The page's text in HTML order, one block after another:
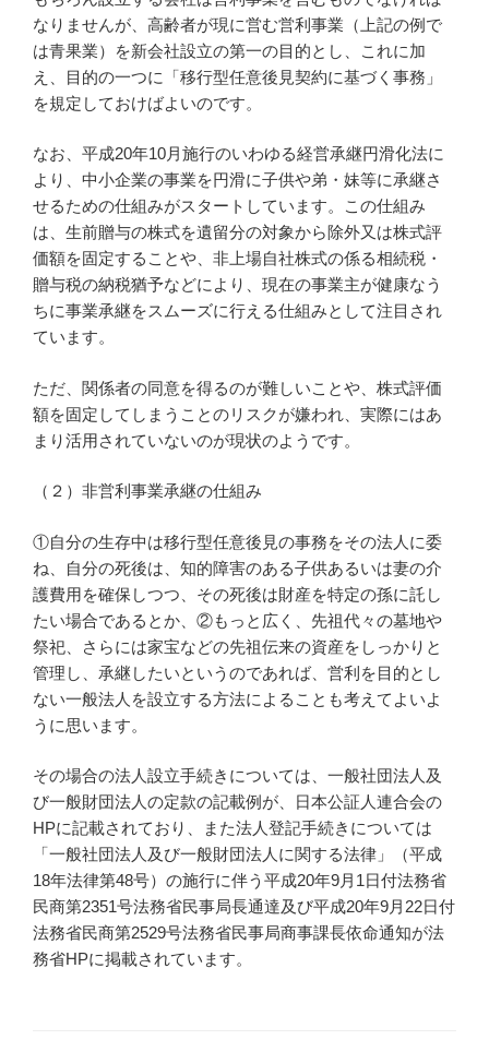
なりませんが、高齢者が現に営む営利事業（上記の例で
は青果業）を新会社設立の第一の目的とし、これに加
え、目的の一つに「移行型任意後見契約に基づく事務」
を規定しておけばよいのです。
なお、平成20年10月施行のいわゆる経営承継円滑化法に
より、中小企業の事業を円滑に子供や弟・妹等に承継さ
せるための仕組みがスタートしています。この仕組み
は、生前贈与の株式を遺留分の対象から除外又は株式評
価額を固定することや、非上場自社株式の係る相続税・
贈与税の納税猶予などにより、現在の事業主が健康なう
ちに事業承継をスムーズに行える仕組みとして注目され
ています。
ただ、関係者の同意を得るのが難しいことや、株式評価
額を固定してしまうことのリスクが嫌われ、実際にはあ
まり活用されていないのが現状のようです。
（２）非営利事業承継の仕組み
①自分の生存中は移行型任意後見の事務をその法人に委
ね、自分の死後は、知的障害のある子供あるいは妻の介
護費用を確保しつつ、その死後は財産を特定の孫に託し
たい場合であるとか、②もっと広く、先祖代々の墓地や
祭祀、さらには家宝などの先祖伝来の資産をしっかりと
管理し、承継したいというのであれば、営利を目的とし
ない一般法人を設立する方法によることも考えてよいよ
うに思います。
その場合の法人設立手続きについては、一般社団法人及
び一般財団法人の定款の記載例が、日本公証人連合会の
HPに記載されており、また法人登記手続きについては
「一般社団法人及び一般財団法人に関する法律」（平成
18年法律第48号）の施行に伴う平成20年9月1日付法務省
民商第2351号法務省民事局長通達及び平成20年9月22日付
法務省民商第2529号法務省民事局商事課長依命通知が法
務省HPに掲載されています。